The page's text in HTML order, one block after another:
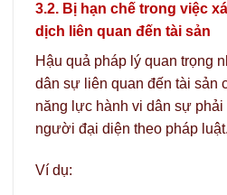
3.2. Bị hạn chế trong việc
dịch liên quan đến tài sản
Hậu quả pháp lý quan trọng
dân sự liên quan đến tài sản
năng lực hành vi dân sự
người đại diện theo pháp luật.
Ví dụ: